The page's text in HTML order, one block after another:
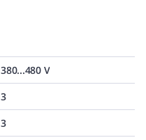
380...480 V
3
3